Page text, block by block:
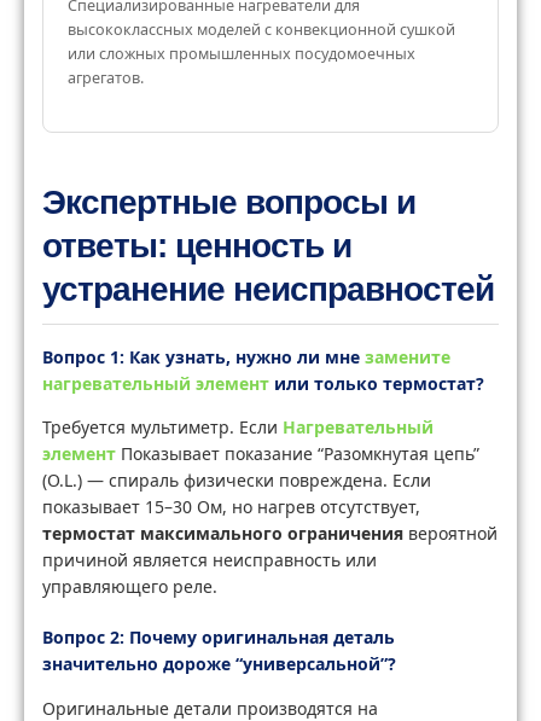
Специализированные нагреватели для
высококлассных моделей с конвекционной сушкой
или сложных промышленных посудомоечных
агрегатов.
Экспертные вопросы и
ответы: ценность и
устранение неисправностей
Вопрос 1: Как узнать, нужно ли мне замените
нагревательный элемент или только термостат?
Требуется мультиметр. Если Нагревательный
элемент Показывает показание “Разомкнутая цепь”
(O.L.) — спираль физически повреждена. Если
показывает 15–30 Ом, но нагрев отсутствует,
термостат максимального ограничения вероятной
причиной является неисправность или
управляющего реле.
Вопрос 2: Почему оригинальная деталь
значительно дороже “универсальной”?
Оригинальные детали производятся на